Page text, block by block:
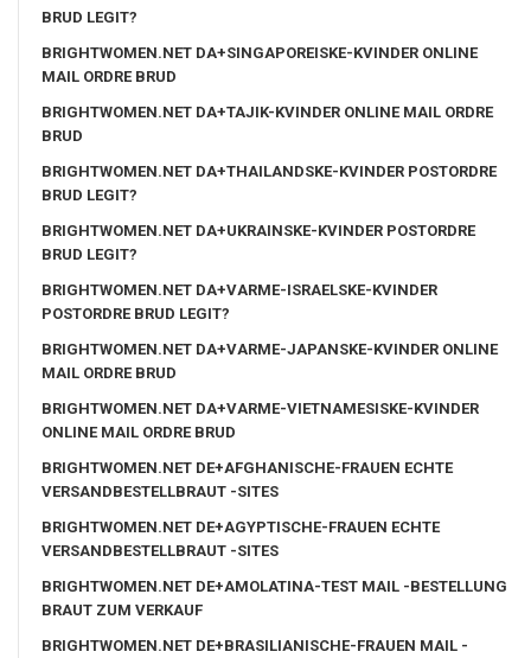
BRUD LEGIT?
BRIGHTWOMEN.NET DA+SINGAPOREISKE-KVINDER ONLINE
MAIL ORDRE BRUD
BRIGHTWOMEN.NET DA+TAJIK-KVINDER ONLINE MAIL ORDRE
BRUD
BRIGHTWOMEN.NET DA+THAILANDSKE-KVINDER POSTORDRE
BRUD LEGIT?
BRIGHTWOMEN.NET DA+UKRAINSKE-KVINDER POSTORDRE
BRUD LEGIT?
BRIGHTWOMEN.NET DA+VARME-ISRAELSKE-KVINDER
POSTORDRE BRUD LEGIT?
BRIGHTWOMEN.NET DA+VARME-JAPANSKE-KVINDER ONLINE
MAIL ORDRE BRUD
BRIGHTWOMEN.NET DA+VARME-VIETNAMESISKE-KVINDER
ONLINE MAIL ORDRE BRUD
BRIGHTWOMEN.NET DE+AFGHANISCHE-FRAUEN ECHTE
VERSANDBESTELLBRAUT -SITES
BRIGHTWOMEN.NET DE+AGYPTISCHE-FRAUEN ECHTE
VERSANDBESTELLBRAUT -SITES
BRIGHTWOMEN.NET DE+AMOLATINA-TEST MAIL -BESTELLUNG
BRAUT ZUM VERKAUF
BRIGHTWOMEN.NET DE+BRASILIANISCHE-FRAUEN MAIL -